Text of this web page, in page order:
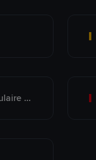
Crédit Banque Populaire du Maroc